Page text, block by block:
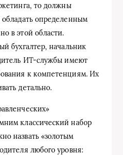
то должны
обладать определенным
в этой области.
бухгалтер, начальник
ИТ-службы имеют
к компетенциям. Их
детально.
классический набор
назвать «золотым
любого уровня: